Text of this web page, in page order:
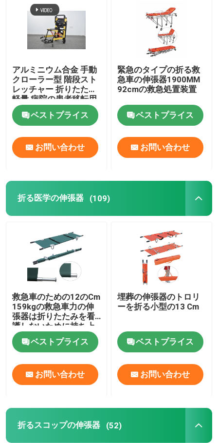
わたしたち に つい て
品質管理
連絡 ください
ニュース
事件
折る救急車の伸張器
折る医学の伸張器
折るスコップの伸張器
階段椅子の伸張器
緊急の救助の伸張器
手動病院用ベッド
アルミニウム合金 手動
クローラー型 階段スト
レッチャー 折りたたむ
軽量 病院の患者移転用
ベストプライス
お問い合わせ
緊急のタイプの折る救
急車の伸張器1900MM
92cmの救急処置装置
ベストプライス
お問い合わせ
折る医学の伸張器 (109)
救急車のための12のCm
159kgの救急車力の伸
張器は折りたたみを看
護しないために持ち上
がる
ベストプライス
お問い合わせ
埋葬の伸張器のトロリ
ーを折る小型の13 Cm
ベストプライス
お問い合わせ
折るスコップの伸張器 (52)